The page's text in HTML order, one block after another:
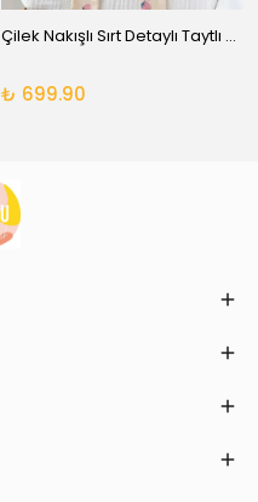
Çilek Nakışlı Sırt Detaylı Taytlı Takım
₺ 699.90